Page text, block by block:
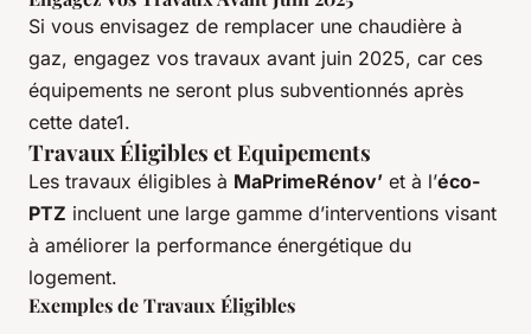
Si vous envisagez de remplacer une chaudière à
gaz, engagez vos travaux avant juin 2025, car ces
équipements ne seront plus subventionnés après
cette date1.
Travaux Éligibles et Equipements
Les travaux éligibles à MaPrimeRénov’ et à l’éco-
PTZ incluent une large gamme d’interventions visant
à améliorer la performance énergétique du
logement.
Exemples de Travaux Éligibles